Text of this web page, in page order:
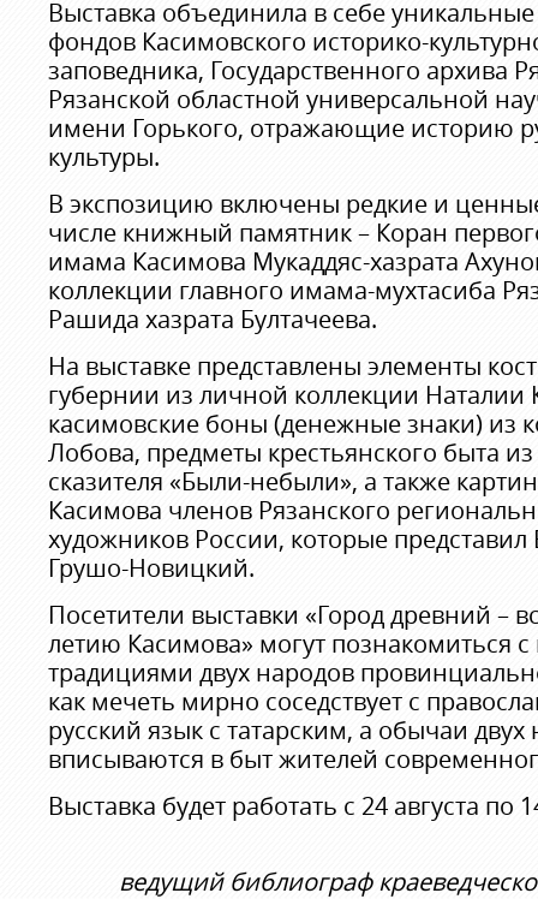
Выставка объединила в себе
фондов Касимовского историко-
заповедника, Государственного архива
Рязанской областной универсальной
имени Горького, отражающие историю
культуры.
В экспозицию включены редкие и
числе книжный памятник – Коран
имама Касимова Мукаддяс-хазрата
коллекции главного имама-мухтасиба
Рашида хазрата Бултачеева.
На выставке представлены элементы
губернии из личной коллекции Наталии
касимовские боны (денежные знаки) из
Лобова, предметы крестьянского быта
сказителя «Были-небыли», а также
Касимова членов Рязанского
художников России, которые
Грушо-Новицкий.
Посетители выставки «Город древний –
летию Касимова» могут познакомиться
традициями двух народов
как мечеть мирно соседствует с
русский язык с татарским, а обычаи
вписываются в быт жителей
Выставка будет работать с 24 августа по
ведущий библиограф